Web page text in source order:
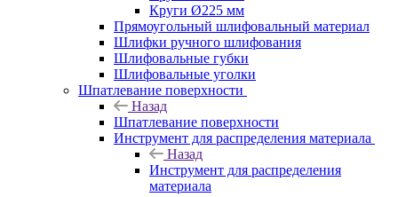
Круги Ø225 мм
Прямоугольный шлифовальный материал
Шлифки ручного шлифования
Шлифовальные губки
Шлифовальные уголки
Шпатлевание поверхности
Назад
Шпатлевание поверхности
Инструмент для распределения материала
Назад
Инструмент для распределения
материала